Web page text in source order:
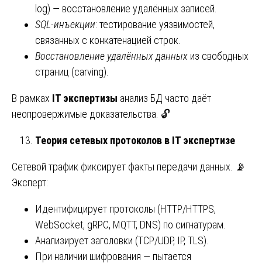
log) — восстановление удалённых записей.
SQL-инъекции: тестирование уязвимостей,
связанных с конкатенацией строк.
Восстановление удалённых данных из свободных
страниц (carving).
В рамках IT экспертизы анализ БД часто даёт
неопровержимые доказательства. 🔓
Теория сетевых протоколов в IT экспертизе
Сетевой трафик фиксирует факты передачи данных. 📡
Эксперт:
Идентифицирует протоколы (HTTP/HTTPS,
WebSocket, gRPC, MQTT, DNS) по сигнатурам.
Анализирует заголовки (TCP/UDP, IP, TLS).
При наличии шифрования — пытается